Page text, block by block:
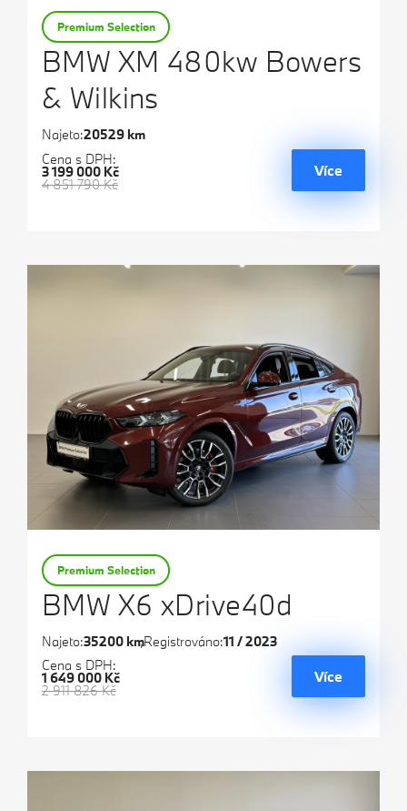
BMW XM 480kw Bowers
& Wilkins
Premium Selection
Najeto:20529 km
Cena s DPH:
4 851 790 Kč
3 199 000 Kč Více
BMW X6 xDrive40d
Premium Selection
Najeto:35200 kmRegistrováno:11 / 2023
Cena s DPH:
2 911 826 Kč
1 649 000 Kč Více